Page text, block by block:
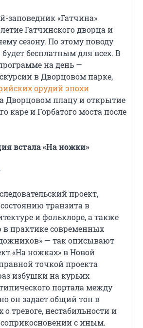
заповедник «Гатчина»
Гатчинского дворца и
сезону. По этому поводу
бесплатным для всех. В
на день —
в Дворцовом парке,
орудий эпохи
Дворцовом плацу и открытие
каре и Горбатого моста после
встала «На ножки»
проект,
транзита в
и фольклоре, а также
в практике современных
— так описывают
«На ножках» в Новой
точкой проекта
избушки на курьих
портала между
он задает общий тон в
тревоге, нестабильности и
с иным.